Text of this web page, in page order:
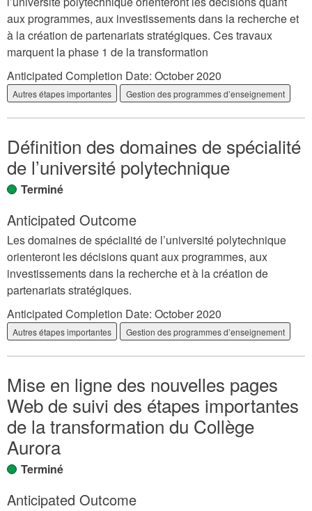
aux programmes, aux investissements dans la recherche et
à la création de partenariats stratégiques. Ces travaux
marquent la phase 1 de la transformation
Anticipated Completion Date: October 2020
Autres étapes importantes Gestion des programmes d’enseignement
Définition des domaines de spécialité
de l’université polytechnique
Terminé
Anticipated Outcome
Les domaines de spécialité de l’université polytechnique
orienteront les décisions quant aux programmes, aux
investissements dans la recherche et à la création de
partenariats stratégiques.
Anticipated Completion Date: October 2020
Autres étapes importantes Gestion des programmes d’enseignement
Mise en ligne des nouvelles pages
Web de suivi des étapes importantes
de la transformation du Collège
Aurora
Terminé
Anticipated Outcome